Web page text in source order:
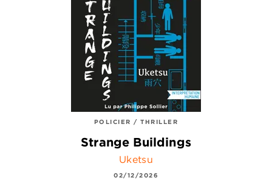
POLICIER / THRILLER
Strange Buildings
Uketsu
02/12/2026